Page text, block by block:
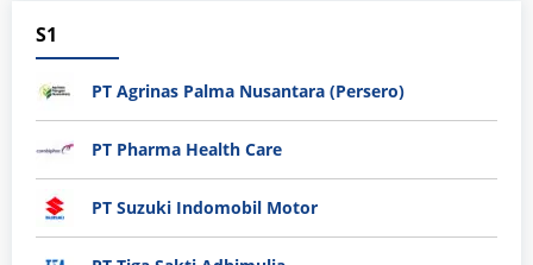
S1
PT Agrinas Palma Nusantara (Persero)
PT Pharma Health Care
PT Suzuki Indomobil Motor